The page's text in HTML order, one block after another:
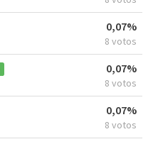
0,07%
8 votos
0,07%
8 votos
0,07%
8 votos